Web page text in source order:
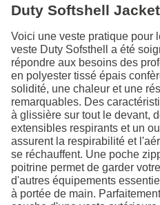
Duty Softshell
Voici une veste pratique pour
veste Duty Sofsthell a été
répondre aux besoins des
en polyester tissé épais
solidité, une chaleur et une
remarquables. Des
à glissière sur tout le devant,
extensibles respirants et un
assurent la respirabilité et
se réchauffent. Une poche
poitrine permet de garder
d'autres équipements
à portée de main.